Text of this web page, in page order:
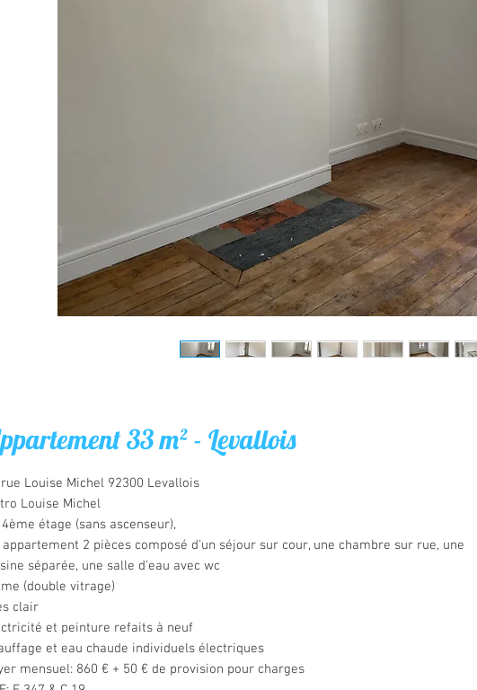
33 m² - Levallois
Louise Michel 92300 Levallois
Louise Michel
étage (sans ascenseur),
appartement 2 pièces composé d'un séjour sur cour, une chambre sur rue, une
séparée, une salle d'eau avec wc
(double vitrage)
clair
et peinture refaits à neuf
et eau chaude individuels électriques
mensuel: 860 € + 50 € de provision pour charges